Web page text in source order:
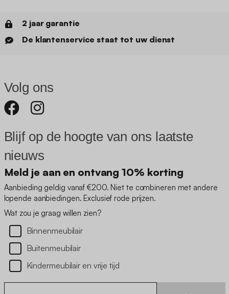
2 jaar garantie
De klantenservice staat tot uw dienst
Volg ons
Blijf op de hoogte van ons laatste
nieuws
Meld je aan en ontvang 10% korting
Aanbieding geldig vanaf €200. Niet te combineren met andere
lopende aanbiedingen. Exclusief rode prijzen.
Wat zou je graag willen zien?
Binnenmeubilair
Buitenmeubilair
Kindermeubilair en vrije tijd